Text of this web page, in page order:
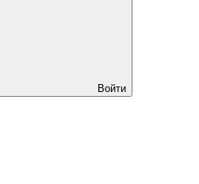
Войти